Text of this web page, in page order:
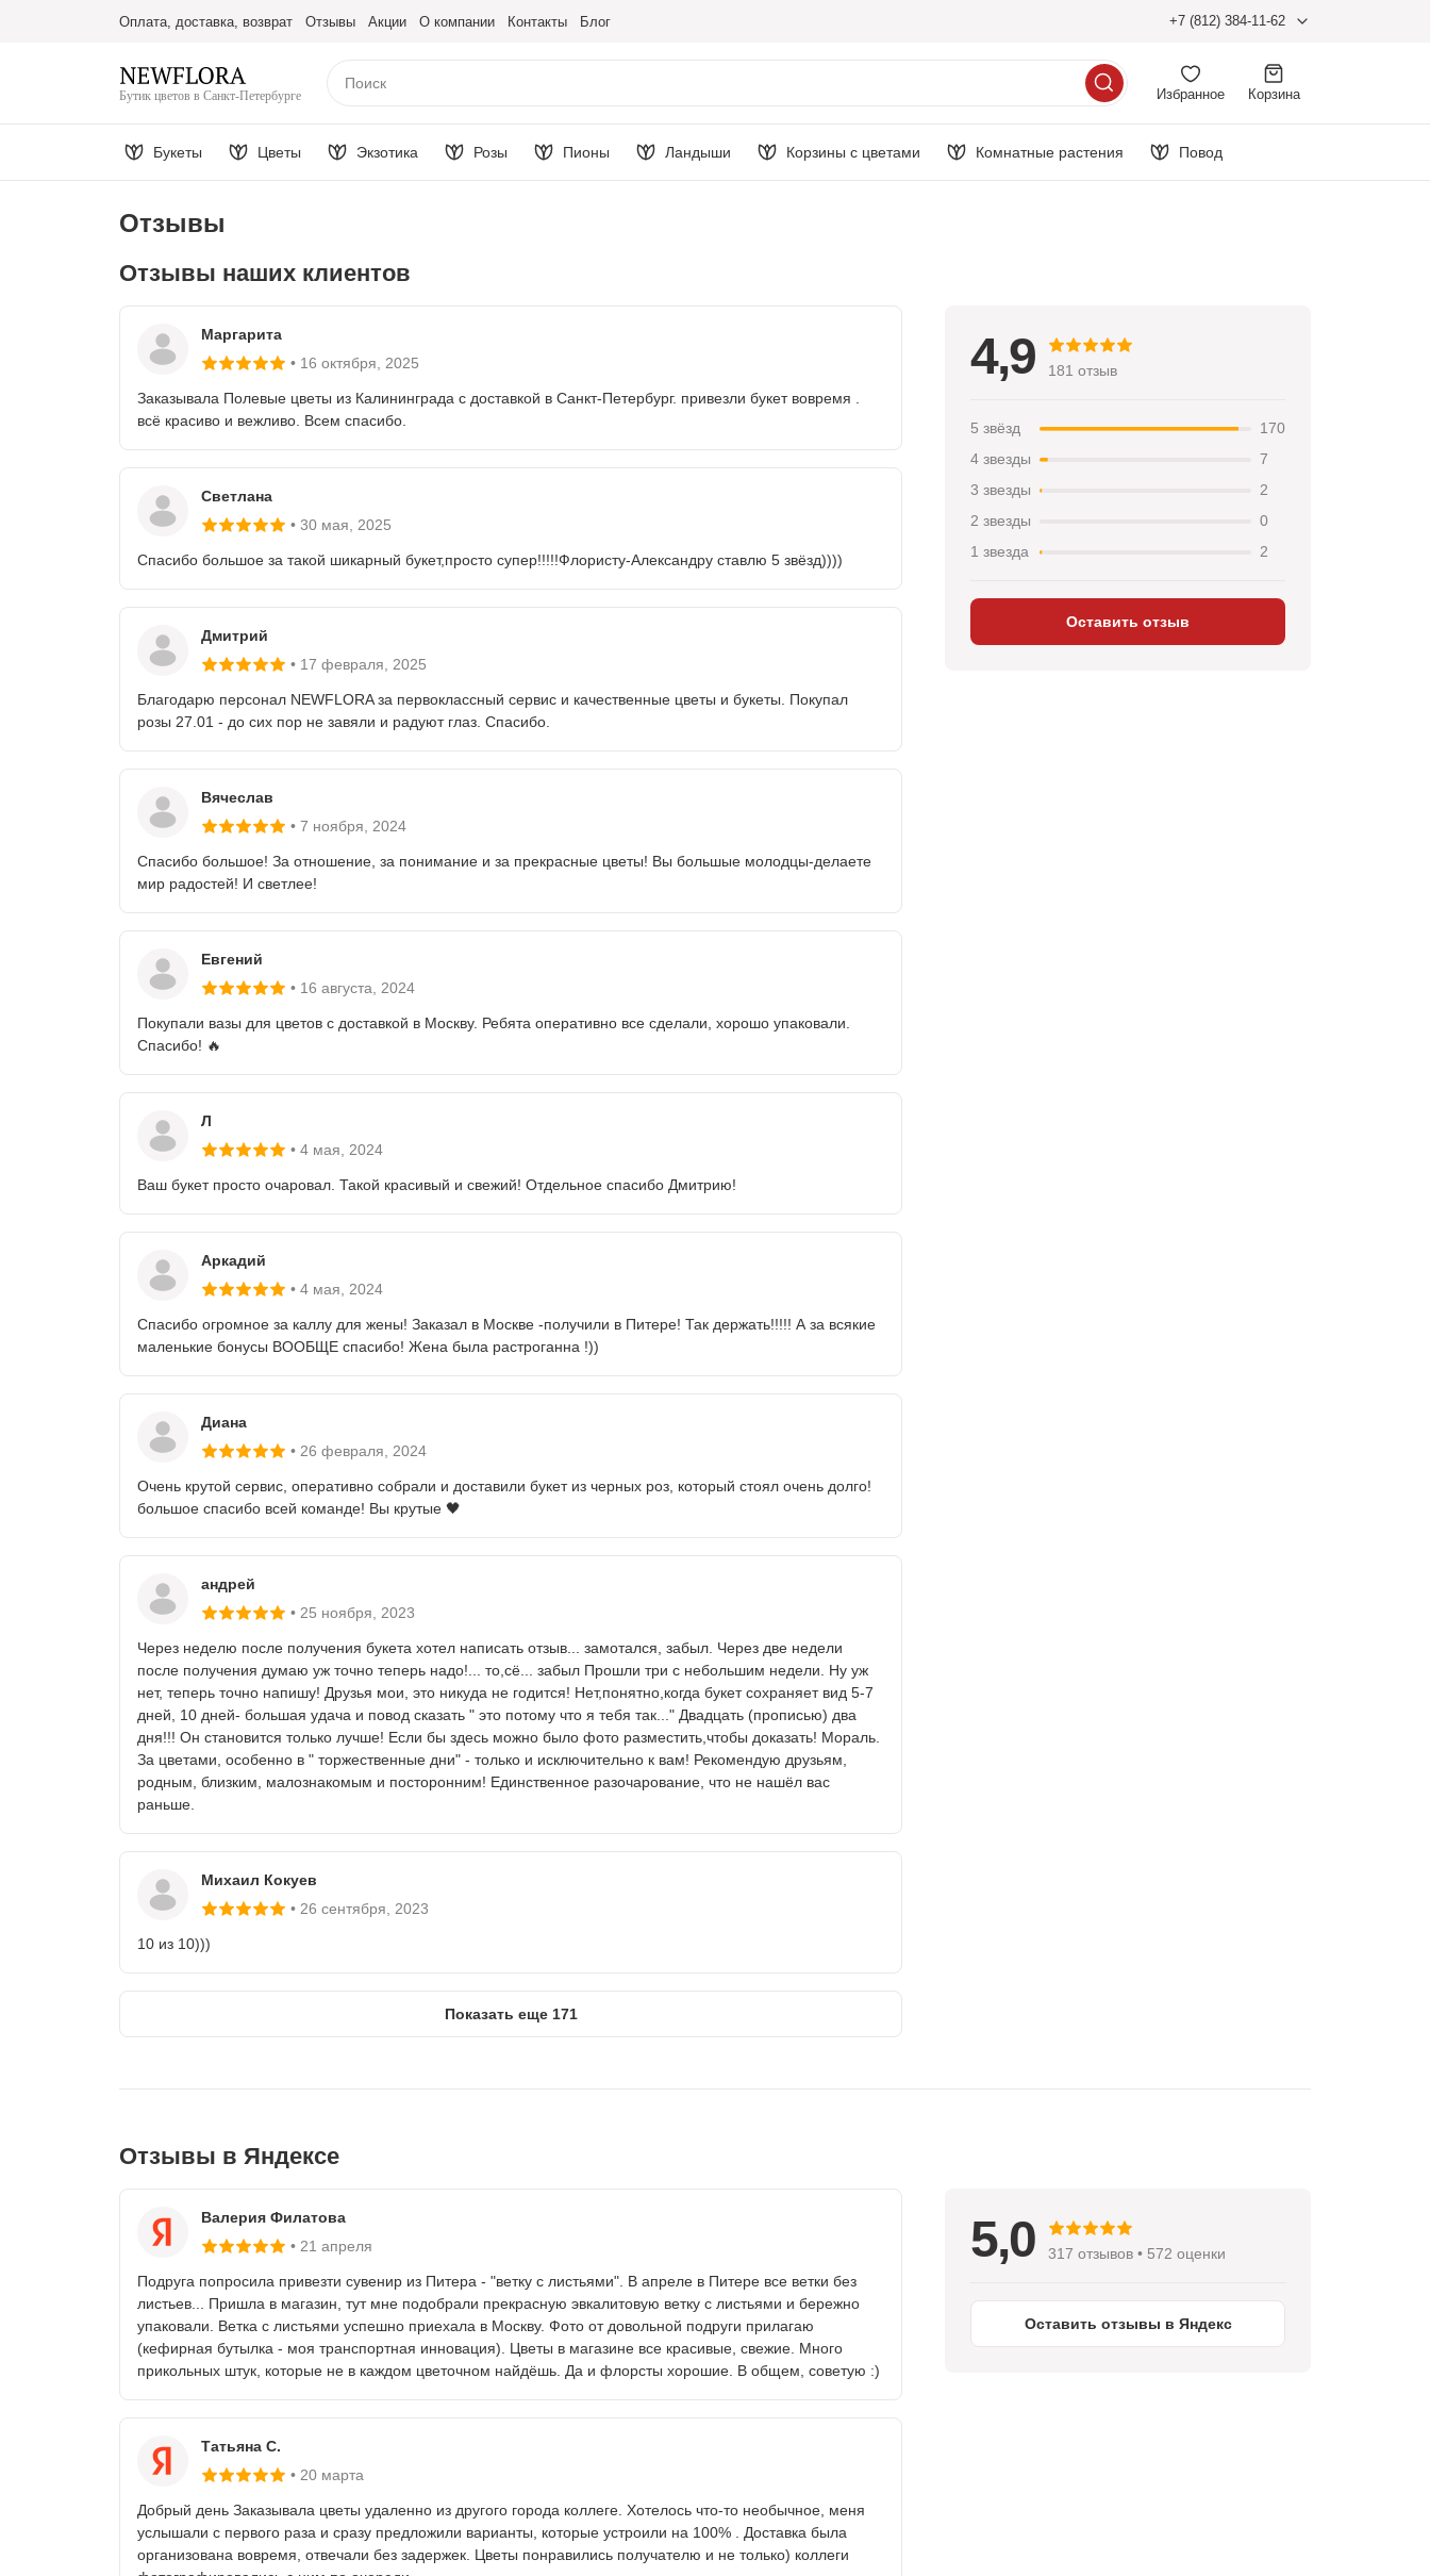
Оплата, доставка, возврат Отзывы Акции О компании Контакты Блог +7 (812) 384-11-62
Бутик цветов в Санкт-Петербурге Избранное Корзина
Букеты Цветы Экзотика Розы Пионы Ландыши Корзины с цветами Комнатные растения Повод
Отзывы
Отзывы наших клиентов
4,9 181 отзыв
5 звёзд
170
4 звезды
7
3 звезды
2
2 звезды
0
1 звезда
2
Оставить отзыв
Маргарита
16 октября , 2025
Заказывала Полевые цветы из Калининграда с доставкой в Санкт-Петербург. привезли букет вовремя .
всё красиво и вежливо. Всем спасибо.
Светлана
30 мая , 2025
Спасибо большое за такой шикарный букет,просто супер!!!!!Флористу-Александру ставлю 5 звёзд))))
Дмитрий
17 февраля , 2025
Благодарю персонал NEWFLORA за первоклассный сервис и качественные цветы и букеты. Покупал
розы 27.01 - до сих пор не завяли и радуют глаз. Спасибо.
Вячеслав
7 ноября , 2024
Спасибо большое! За отношение, за понимание и за прекрасные цветы! Вы большые молодцы-делаете
мир радостей! И светлее!
Евгений
16 августа , 2024
Покупали вазы для цветов с доставкой в Москву. Ребята оперативно все сделали, хорошо упаковали.
Спасибо! 🔥
Л
4 мая , 2024
Ваш букет просто очаровал. Такой красивый и свежий! Отдельное спасибо Дмитрию!
Аркадий
4 мая , 2024
Спасибо огромное за каллу для жены! Заказал в Москве -получили в Питере! Так держать!!!!! А за всякие
маленькие бонусы ВООБЩЕ спасибо! Жена была растроганна !))
Диана
26 февраля , 2024
Очень крутой сервис, оперативно собрали и доставили букет из черных роз, который стоял очень долго!
большое спасибо всей команде! Вы крутые 🖤
андрей
25 ноября , 2023
Через неделю после получения букета хотел написать отзыв... замотался, забыл. Через две недели
после получения думаю уж точно теперь надо!... то,сё... забыл Прошли три с небольшим недели. Ну уж
нет, теперь точно напишу! Друзья мои, это никуда не годится! Нет,понятно,когда букет сохраняет вид 5-7
дней, 10 дней- большая удача и повод сказать " это потому что я тебя так..." Двадцать (прописью) два
дня!!! Он становится только лучше! Если бы здесь можно было фото разместить,чтобы доказать! Мораль.
За цветами, особенно в " торжественные дни" - только и исключительно к вам! Рекомендую друзьям,
родным, близким, малознакомым и посторонним! Единственное разочарование, что не нашёл вас
раньше.
Михаил Кокуев
26 сентября , 2023
10 из 10)))
Показать еще 171
Отзывы в Яндексе
5,0 317 отзывов • 572 оценки
Оставить отзывы в Яндекс
Валерия Филатова
21 апреля
Подруга попросила привезти сувенир из Питера - "ветку с листьями". В апреле в Питере все ветки без
листьев... Пришла в магазин, тут мне подобрали прекрасную эвкалитовую ветку с листьями и бережно
упаковали. Ветка с листьями успешно приехала в Москву. Фото от довольной подруги прилагаю
(кефирная бутылка - моя транспортная инновация). Цветы в магазине все красивые, свежие. Много
прикольных штук, которые не в каждом цветочном найдёшь. Да и флорсты хорошие. В общем, советую :)
Татьяна С.
20 марта
Добрый день Заказывала цветы удаленно из другого города коллеге. Хотелось что-то необычное, меня
услышали с первого раза и сразу предложили варианты, которые устроили на 100% . Доставка была
организована вовремя, отвечали без задержек. Цветы понравились получателю и не только) коллеги